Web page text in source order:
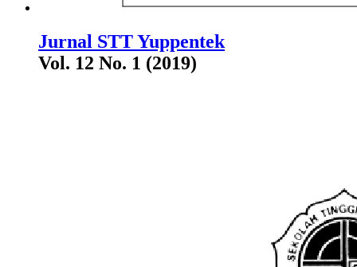
Jurnal STT Yuppentek
Vol. 12 No. 1 (2019)